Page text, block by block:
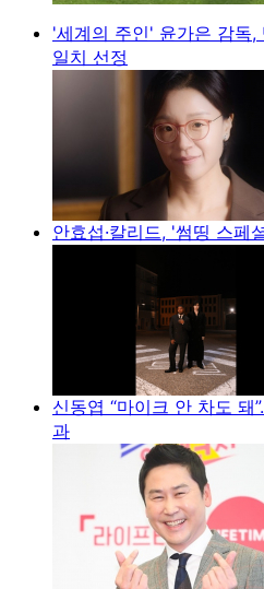
'세계의 주인' 윤가은 감독,
일치 선정
안효섭·칼리드, '썸띵 스페
신동엽 “마이크 안 차도 돼
과